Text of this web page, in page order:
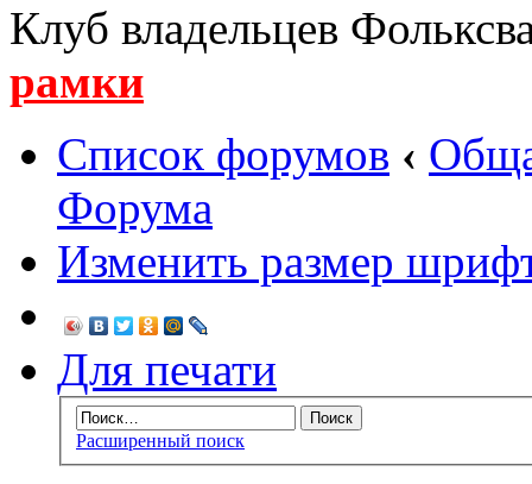
Клуб владельцев
рамки
Список форумов ‹
Форума
Изменить размер
Для печати
Расширенный поиск